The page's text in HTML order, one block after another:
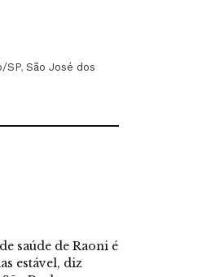
SP, São José dos
saúde de Raoni é
estável, diz